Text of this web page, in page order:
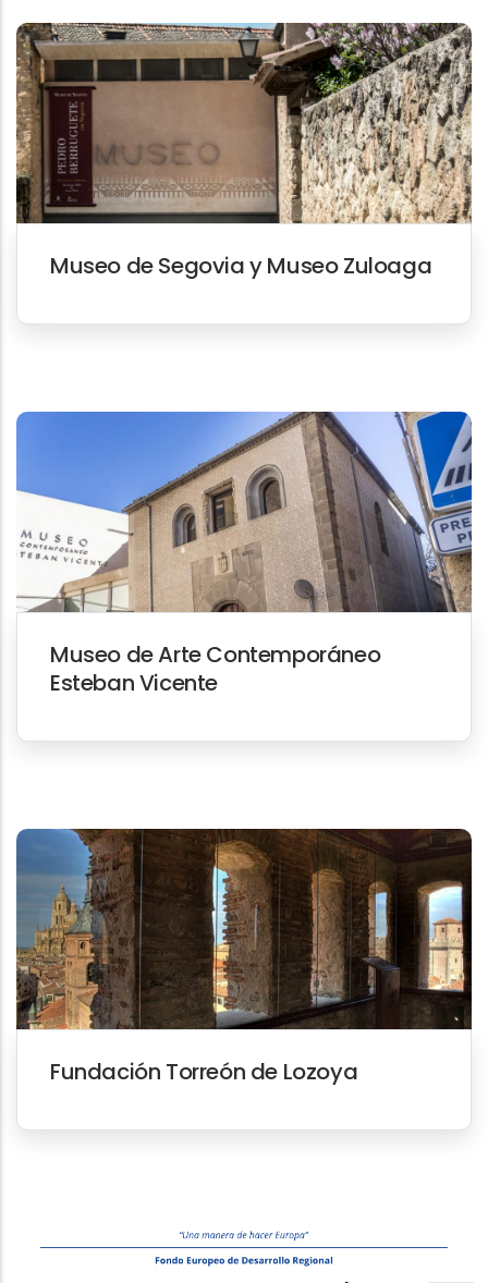
Museo de Segovia y Museo Zuloaga
Museo de Arte Contemporáneo
Esteban Vicente
Fundación Torreón de Lozoya